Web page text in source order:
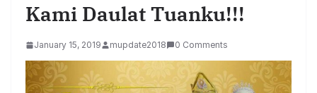
Kami Daulat Tuanku!!!
January 15, 2019 mupdate2018 0 Comments